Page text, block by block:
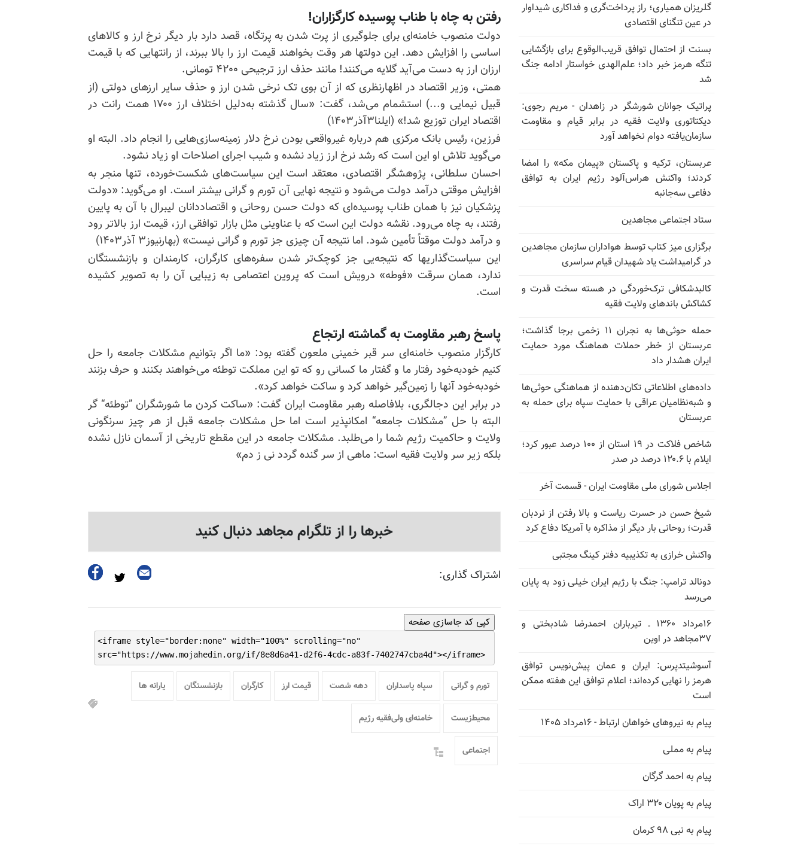
رفتن به چاه با طناب پوسیده کارگزاران!
دولت منصوب خامنه‌ای برای جلوگیری از پرت شدن به پرتگاه، قصد دارد بار دیگر نرخ ارز و کالاهای
اساسی را افزایش دهد. این دولتها هر وقت بخواهند قیمت ارز را بالا ببرند، از رانتهایی که با قیمت
ارزان ارز به دست می‌آید گلایه می‌کنند! مانند حذف ارز ترجیحی ۴۲۰۰ تومانی.
همتی، وزیر اقتصاد در اظهارنظری که از آن بوی تک نرخی شدن ارز و حذف سایر ارزهای دولتی (از
قبیل نیمایی و...) استشمام می‌شد، گفت: «سال گذشته به‌دلیل اختلاف ارز ۱۷۰۰ همت رانت در
اقتصاد ایران توزیع شد!» (ایلنا۳آذر۱۴۰۳)
فرزین، رئیس بانک مرکزی هم درباره غیرواقعی بودن نرخ دلار زمینه‌سازی‌هایی را انجام داد. البته او
می‌گوید تلاش او این است که رشد نرخ ارز زیاد نشده و شیب اجرای اصلاحات او زیاد نشود.
احسان سلطانی، پژوهشگر اقتصادی، معتقد است این سیاست‌های شکست‌خورده، تنها منجر به
افزایش موقتی درآمد دولت می‌شود و نتیجه نهایی آن تورم و گرانی بیشتر است. او می‌گوید: «دولت
پزشکیان نیز با همان طناب پوسیده‌ای که دولت حسن روحانی و اقتصاددانان لیبرال با آن به پایین
رفتند، به چاه می‌رود. نقشه دولت این است که با عناوینی مثل بازار توافقی ارز، قیمت ارز بالاتر رود
و درآمد دولت موقتاً تأمین شود. اما نتیجه آن چیزی جز تورم و گرانی نیست» (بهارنیوز۳ آذر۱۴۰۳)
این سیاست‌گذاریها که نتیجه‌یی جز کوچک‌تر شدن سفره‌های کارگران، کارمندان و بازنشستگان
ندارد، همان سرقت «فوطه» درویش است که پروین اعتصامی به زیبایی آن را به تصویر کشیده
است.
پاسخ رهبر مقاومت به گماشته ارتجاع
کارگزار منصوب خامنه‌ای سر قبر خمینی ملعون گفته بود: «ما اگر بتوانیم مشکلات جامعه را حل
کنیم خودبه‌خود رفتار ما و گفتار ما کسانی رو که تو این مملکت توطئه می‌خواهند بکنند و حرف بزنند
خودبه‌خود آنها را زمین‌گیر خواهد کرد و ساکت خواهد کرد».
در برابر این دجالگری، بلافاصله رهبر مقاومت ایران گفت: «ساکت کردن ما شورشگران ”توطئه“ گر
البته با حل ”مشکلات جامعه“ امکانپذیر است اما حل مشکلات جامعه قبل از هر چیز سرنگونی
ولایت و حاکمیت رژیم شما را می‌طلبد. مشکلات جامعه در این مقطع تاریخی از آسمان نازل نشده
بلکه زیر سر ولایت فقیه است: ماهی از سر گنده گردد نی ز دم»
خبرها را از تلگرام مجاهد دنبال کنید
اشتراک گذاری:
کپی کد جاسازی صفحه
<iframe style="border:none" width="100%" scrolling="no"
src="https://www.mojahedin.org/if/8e8d6a41-d2f6-4cdc-a83f-7402747cba4d"></iframe>
تورم و گرانی سپاه پاسداران دهه شصت قیمت ارز کارگران بازنشستگان یارانه ها
محیط‌زیست خامنه‌ای ولی‌فقیه رژیم
اجتماعی
گلریزان همیاری؛ راز پرداخت‌گری و فداکاری شیداوار
در عین تنگنای اقتصادی
بسنت از احتمال توافق قریب‌الوقوع برای بازگشایی
تنگه هرمز خبر داد؛ علم‌الهدی خواستار ادامه جنگ
شد
پراتیک جوانان شورشگر در زاهدان - مریم رجوی:
دیکتاتوری ولایت فقیه در برابر قیام و مقاومت
سازمان‌یافته دوام نخواهد آورد
عربستان، ترکیه و پاکستان «پیمان مکه» را امضا
کردند؛ واکنش هراس‌آلود رژیم ایران به توافق
دفاعی سه‌جانبه
ستاد اجتماعی مجاهدین
برگزاری میز کتاب توسط هواداران سازمان مجاهدین
در گرامیداشت یاد شهیدان قیام سراسری
کالبدشکافی ترک‌خوردگی در هسته سخت قدرت و
کشاکش باندهای ولایت فقیه
حمله حوثی‌ها به نجران ۱۱ زخمی برجا گذاشت؛
عربستان از خطر حملات هماهنگ مورد حمایت
ایران هشدار داد
داده‌های اطلاعاتی تکان‌دهنده از هماهنگی حوثی‌ها
و شبه‌نظامیان عراقی با حمایت سپاه برای حمله به
عربستان
شاخص فلاکت در ۱۹ استان از ۱۰۰ درصد عبور کرد؛
ایلام با ۱۲۰.۶ درصد در صدر
اجلاس شورای ملی مقاومت ایران - قسمت آخر
شیخ حسن در حسرت ریاست و بالا رفتن از نردبان
قدرت؛ روحانی بار دیگر از مذاکره با آمریکا دفاع کرد
واکنش خرازی به تکذیبیه دفتر کینگ مجتبی
دونالد ترامپ: جنگ با رژیم ایران خیلی زود به پایان
می‌رسد
۱۶مرداد ۱۳۶۰ ـ تیرباران احمدرضا شادبختی و
۳۷مجاهد در اوین
آسوشیتدپرس: ایران و عمان پیش‌نویس توافق
هرمز را نهایی کرده‌اند؛ اعلام توافق این هفته ممکن
است
پیام به نیروهای خواهان ارتباط - ۱۶مرداد ۱۴۰۵
پیام به مملی
پیام به احمد گرگان
پیام به پویان ۳۲۰ اراک
پیام به نبی ۹۸ کرمان